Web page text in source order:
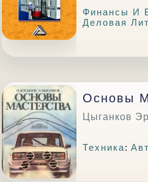
Финансы И
Деловая
Основы
Цыганков
Техника: